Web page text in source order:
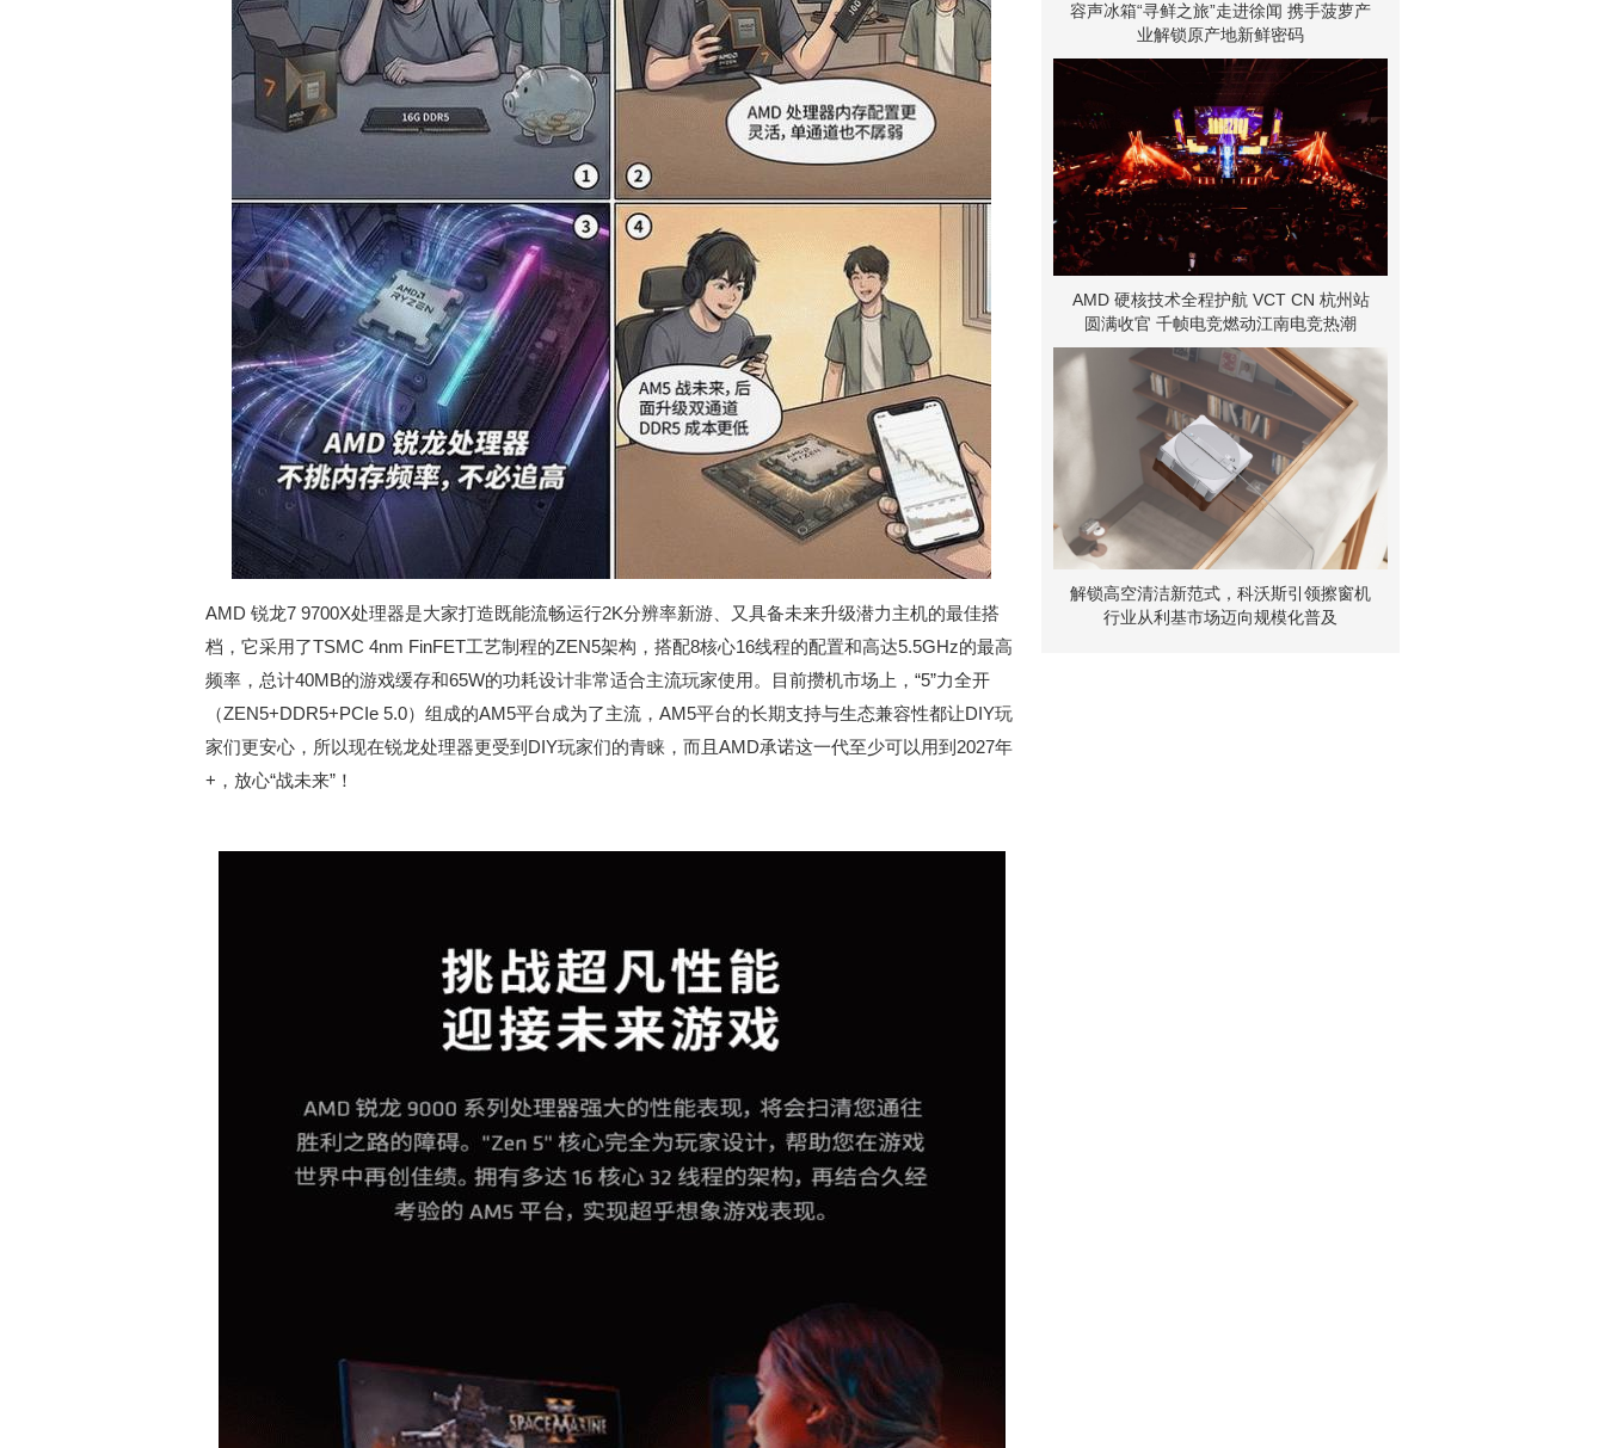
AMD 锐龙7 9700X处理器是大家打造既能流畅运行2K分辨率新游、又具备未来升级潜力主机的最佳搭
档，它采用了TSMC 4nm FinFET工艺制程的ZEN5架构，搭配8核心16线程的配置和高达5.5GHz的最高
频率，总计40MB的游戏缓存和65W的功耗设计非常适合主流玩家使用。目前攒机市场上，“5”力全开
（ZEN5+DDR5+PCIe 5.0）组成的AM5平台成为了主流，AM5平台的长期支持与生态兼容性都让DIY玩
家们更安心，所以现在锐龙处理器更受到DIY玩家们的青睐，而且AMD承诺这一代至少可以用到2027年
+，放心“战未来”！
容声冰箱“寻鲜之旅”走进徐闻 携手菠萝产
业解锁原产地新鲜密码
AMD 硬核技术全程护航 VCT CN 杭州站
圆满收官 千帧电竞燃动江南电竞热潮
解锁高空清洁新范式，科沃斯引领擦窗机
行业从利基市场迈向规模化普及